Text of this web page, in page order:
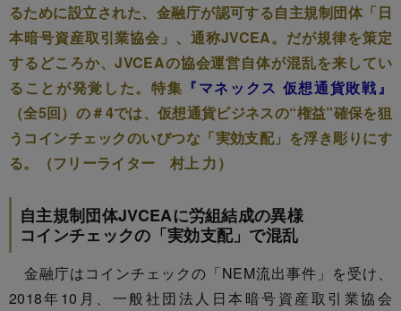
るために設立された、金融庁が認可する自主規制団体「日
本暗号資産取引業協会」、通称JVCEA。だが規律を策定
するどころか、JVCEAの協会運営自体が混乱を来してい
ることが発覚した。特集 『マネックス 仮想通貨敗戦』
（全5回）の＃4では、仮想通貨ビジネスの“権益”確保を狙
うコインチェックのいびつな「実効支配」を浮き彫りにす
る。（フリーライター 村上 力）
自主規制団体JVCEAに労組結成の異様
コインチェックの「実効支配」で混乱
金融庁はコインチェックの「NEM流出事件」を受け、
2018年10月、一般社団法人日本暗号資産取引業協会